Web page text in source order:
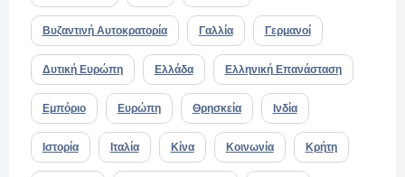
Βυζαντινή Αυτοκρατορία Γαλλία Γερμανοί
Δυτική Ευρώπη Ελλάδα Ελληνική Επανάσταση
Εμπόριο Ευρώπη Θρησκεία Ινδία
Ιστορία Ιταλία Κίνα Κοινωνία Κρήτη